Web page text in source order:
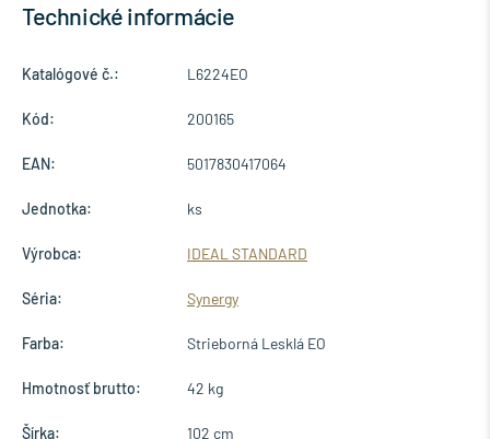
Technické informácie
Katalógové č.: L6224EO
Kód: 200165
EAN: 5017830417064
Jednotka: ks
Výrobca: IDEAL STANDARD
Séria: Synergy
Farba: Strieborná Lesklá EO
Hmotnosť brutto: 42 kg
Šírka: 102 cm